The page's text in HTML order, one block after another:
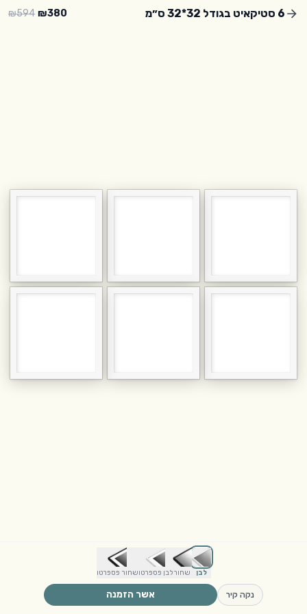
Skip to main content
6 סטיקאיט בגודל 32*32 ס״מ ₪594 ₪380
+
+
+
+
+
+
לבן שחור לבן פספרטושחור פספרטו
נקה קיר אשר הזמנה